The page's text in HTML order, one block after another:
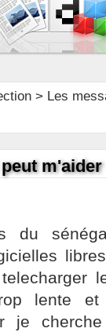
> Les
du
lente
je